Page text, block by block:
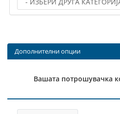
Дополнителни опции
Вашата потрошувачка